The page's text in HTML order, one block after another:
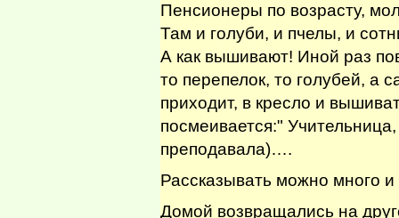
Пенсионеры по возрасту,
Там и голуби, и пчелы, и
А как вышивают! Иной раз
то перепелок, то голубей, а
приходит, в кресло и
посмеивается:"
преподавала)….
Рассказывать можно много
Домой возвращались на